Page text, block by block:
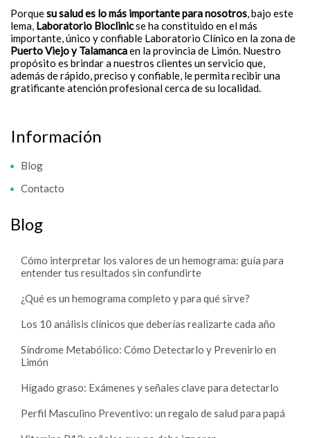
Porquesu salud es lo más importante para nosotros, bajo este
lema, Laboratorio Bioclinicse ha constituido en el más
importante, único y confiable Laboratorio Clínico en la zona de
Puerto Viejo y Talamancaen la provincia de Limón. Nuestro
propósito es brindar a nuestros clientes un servicio que,
además de rápido, preciso y confiable, le permita recibir una
gratificante atención profesional cerca de su localidad.
Información
Blog
Contacto
Blog
Cómo interpretar los valores de un hemograma: guía para
entender tus resultados sin confundirte
¿Qué es un hemograma completo y para qué sirve?
Los 10 análisis clínicos que deberías realizarte cada año
Síndrome Metabólico: Cómo Detectarlo y Prevenirlo en
Limón
Hígado graso: Exámenes y señales clave para detectarlo
Perfil Masculino Preventivo: un regalo de salud para papá